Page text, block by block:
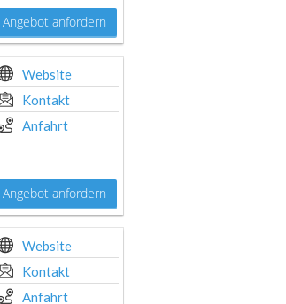
Angebot anfordern
Website
Kontakt
Anfahrt
Angebot anfordern
Website
Kontakt
Anfahrt